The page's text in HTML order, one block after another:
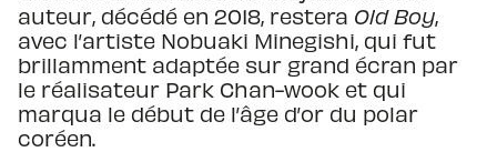
auteur, décédé en 2018, restera Old Boy,
avec l’artiste Nobuaki Minegishi, qui fut
brillamment adaptée sur grand écran par
le réalisateur Park Chan-wook et qui
marqua le début de l’âge d’or du polar
coréen.